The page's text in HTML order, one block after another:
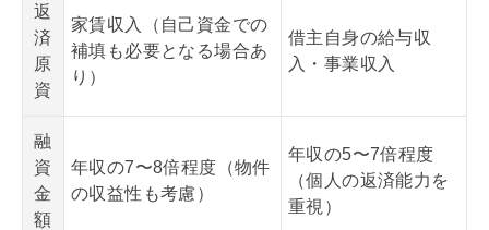
返
済
原
資
家賃収入（自己資金での
補填も必要となる場合あ
り）
借主自身の給与収
入・事業収入
融
資
金
額
年収の7〜8倍程度（物件
の収益性も考慮）
年収の5〜7倍程度
（個人の返済能力を
重視）